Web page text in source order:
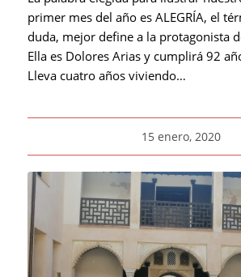
primer mes del año es ALEGRÍA, el
duda, mejor define a la protagonista
Ella es Dolores Arias y cumplirá 92
Lleva cuatro años viviendo…
15 enero, 2020